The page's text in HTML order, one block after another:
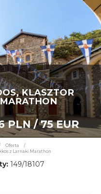
KLASZTOR
PLN / 75 EUR
Oferta
/
z Larnaki Marathon
149/18107